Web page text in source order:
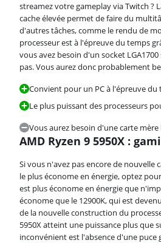
streamez votre gameplay via Twitch
cache élevée permet de faire du
d'autres tâches, comme le rendu de
processeur est à l'épreuve du temps
vous avez besoin d'un socket
pas. Vous aurez donc probablement
Convient pour un PC à l'épreuve du
Le plus puissant des processeurs
Vous aurez besoin d'une carte mère
AMD Ryzen 9 5950X :
Si vous n'avez pas encore de nouvelle
le plus économe en énergie, optez
est plus économe en énergie que
économe que le 12900K, qui est
de la nouvelle construction du
5950X atteint une puissance plus que
inconvénient est l'absence d'une
La note est de 7,8 sur 10, basée sur 2 avis.